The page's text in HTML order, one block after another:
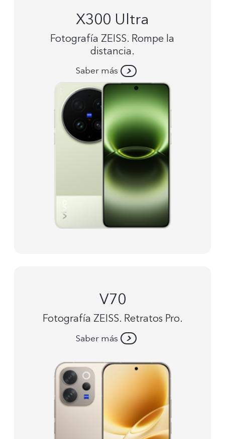
X300 Ultra
Fotografía ZEISS. Rompe la
distancia.
Saber más
V70
Fotografía ZEISS. Retratos Pro.
Saber más